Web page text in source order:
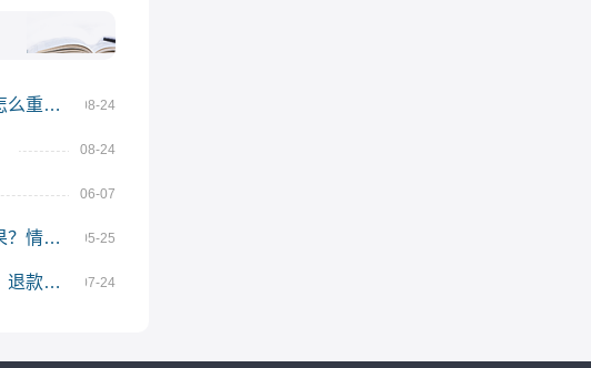
为什么在闲鱼上架东西没通过？闲鱼怎么重新上架？ 08-24
08-24
06-07
淘宝卖家没发货投诉后卖家有什么后果？情节严重吗？ 05-25
淘宝退款被平台关闭再申诉还有用吗？退款关闭申诉能成功吗？ 07-24